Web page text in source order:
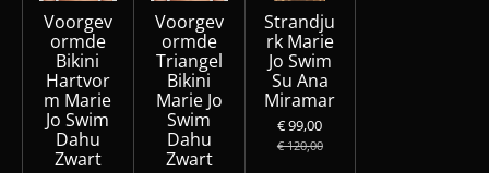
Voorgev
ormde
Bikini
Hartvor
m Marie
Jo Swim
Dahu
Zwart
Voorgev
ormde
Triangel
Bikini
Marie Jo
Swim
Dahu
Zwart
Strandju
rk Marie
Jo Swim
Su Ana
Miramar
€ 99,00
€ 120,00